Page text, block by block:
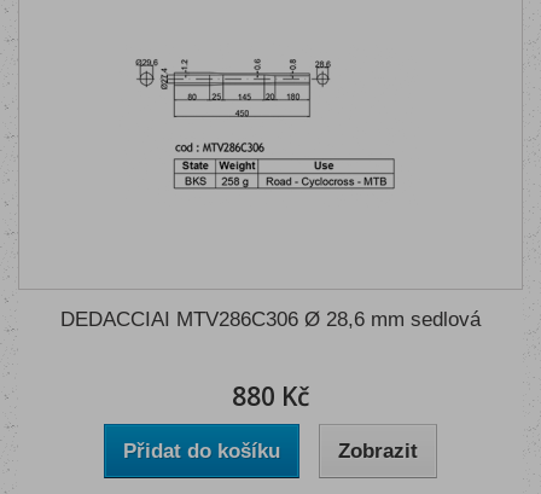
DEDACCIAI MTV286C306 Ø 28,6 mm sedlová
880 Kč
Přidat do košíku Zobrazit